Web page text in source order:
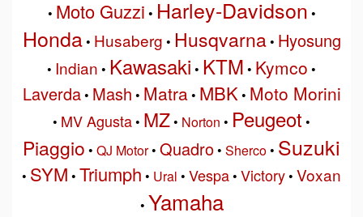
• Moto Guzzi • Harley-Davidson •
Honda• Husaberg • Husqvarna• Hyosung
• Indian • Kawasaki • KTM • Kymco •
Laverda• Mash • Matra• MBK• Moto Morini
• MV Agusta• MZ• Norton • Peugeot •
Piaggio • QJ Motor• Quadro• Sherco• Suzuki
• SYM • Triumph • Ural • Vespa• Victory• Voxan
• Yamaha